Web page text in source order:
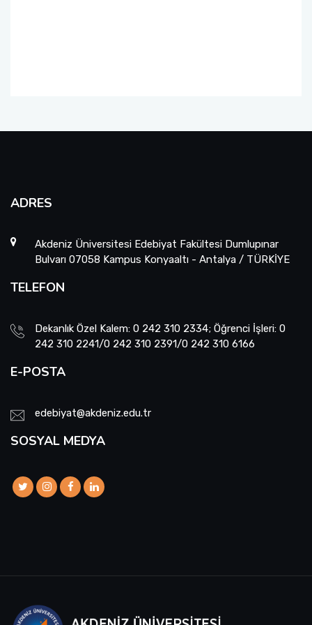
ADRES
Akdeniz Üniversitesi Edebiyat Fakültesi Dumlupınar
Bulvarı 07058 Kampus Konyaaltı - Antalya / TÜRKİYE
TELEFON
Dekanlık Özel Kalem: 0 242 310 2334; Öğrenci İşleri: 0
242 310 2241/0 242 310 2391/0 242 310 6166
E-POSTA
edebiyat@akdeniz.edu.tr
SOSYAL MEDYA
Türk Dili ve Edebiyatı Bölümü